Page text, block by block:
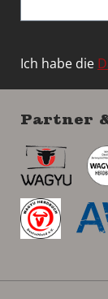
Ich habe die
Partner